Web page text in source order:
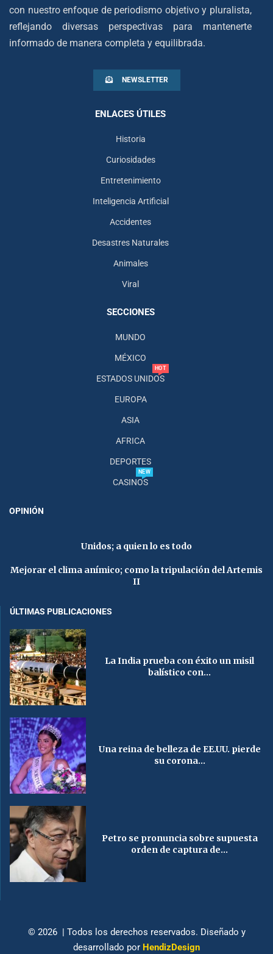
con nuestro enfoque de periodismo objetivo y pluralista,
reflejando diversas perspectivas para mantenerte
informado de manera completa y equilibrada.
NEWSLETTER
ENLACES ÚTILES
Historia
Curiosidades
Entretenimiento
Inteligencia Artificial
Accidentes
Desastres Naturales
Animales
Viral
SECCIONES
MUNDO
MÉXICO
ESTADOS UNIDOS
HOT
EUROPA
ASIA
AFRICA
DEPORTES
CASINOS
NEW
OPINIÓN
Unidos; a quien lo es todo
Mejorar el clima anímico; como la tripulación del Artemis
II
ÚLTIMAS PUBLICACIONES
La India prueba con éxito un misil
balístico con...
Una reina de belleza de EE.UU. pierde
su corona...
Petro se pronuncia sobre supuesta
orden de captura de...
© 2026 | Todos los derechos reservados. Diseñado y
desarrollado por HendizDesign